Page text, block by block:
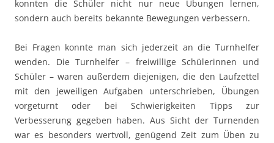
konnten die Schüler nicht nur neue Übungen lernen,
sondern auch bereits bekannte Bewegungen verbessern.
Bei Fragen konnte man sich jederzeit an die Turnhelfer
wenden. Die Turnhelfer – freiwillige Schülerinnen und
Schüler – waren außerdem diejenigen, die den Laufzettel
mit den jeweiligen Aufgaben unterschrieben, Übungen
vorgeturnt oder bei Schwierigkeiten Tipps zur
Verbesserung gegeben haben. Aus Sicht der Turnenden
war es besonders wertvoll, genügend Zeit zum Üben zu